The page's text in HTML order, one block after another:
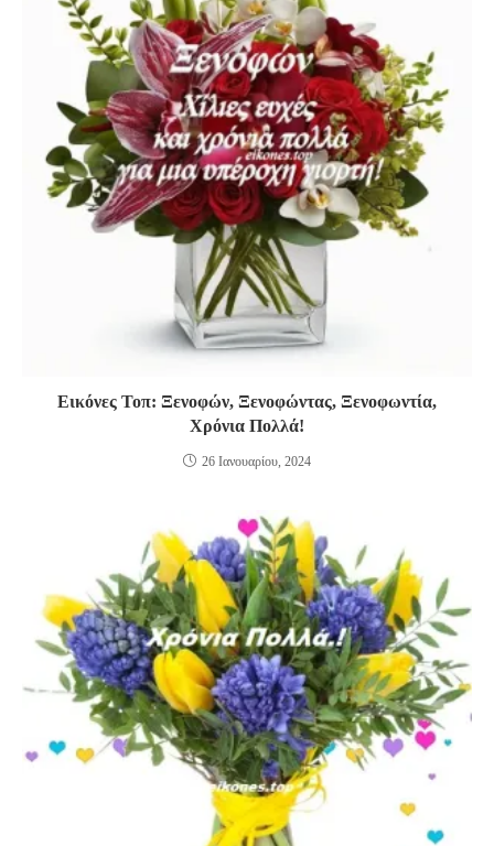
Εικόνες Τοπ: Ξενοφών, Ξενοφώντας, Ξενοφωντία,
Χρόνια Πολλά!
26 Ιανουαρίου, 2024